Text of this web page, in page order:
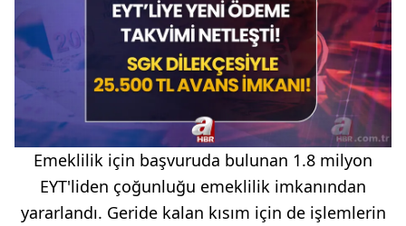
Emeklilik için başvuruda bulunan 1.8 milyon
EYT'liden çoğunluğu emeklilik imkanından
yararlandı. Geride kalan kısım için de işlemlerin